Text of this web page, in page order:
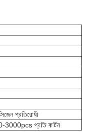
প্রতিরোধী
3000pcs প্রতি কার্টন